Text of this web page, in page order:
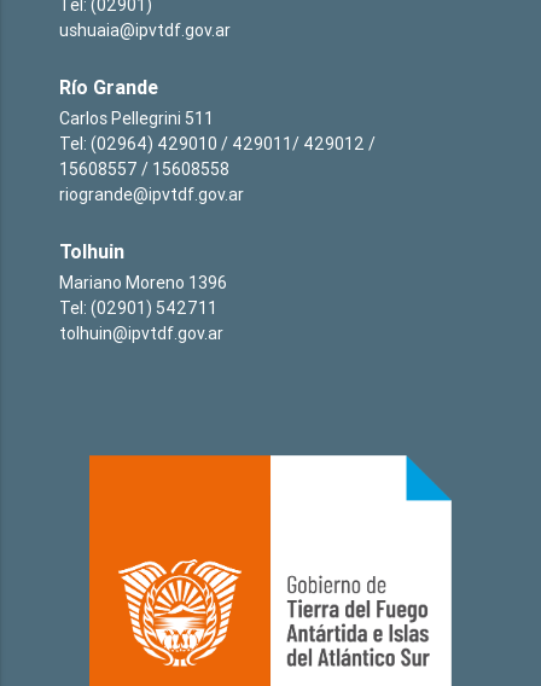
Tel: (02901)
ushuaia@ipvtdf.gov.ar
Río Grande
Carlos Pellegrini 511
Tel: (02964) 429010 / 429011/ 429012 /
15608557 / 15608558
riogrande@ipvtdf.gov.ar
Tolhuin
Mariano Moreno 1396
Tel: (02901) 542711
tolhuin@ipvtdf.gov.ar